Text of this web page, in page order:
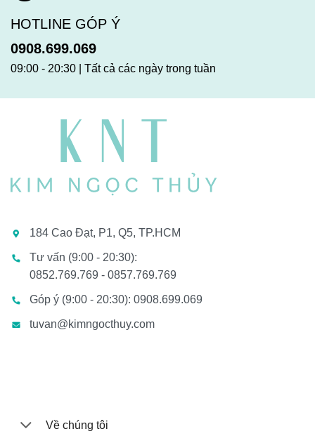
HOTLINE GÓP Ý
0908.699.069
09:00 - 20:30 | Tất cả các ngày trong tuần
184 Cao Đạt, P1, Q5, TP.HCM
Tư vấn (9:00 - 20:30):
0852.769.769 - 0857.769.769
Góp ý (9:00 - 20:30): 0908.699.069
tuvan@kimngocthuy.com
Về chúng tôi